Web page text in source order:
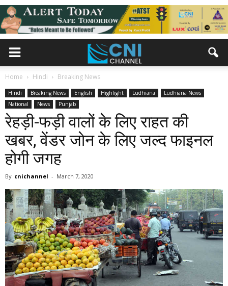
Home Hindi Breaking News
Hindi Breaking News English Highlight Ludhiana
Ludhiana News
National
News Punjab
रेहड़ी-फड़ी वालों के लिए राहत की
खबर, वेंडर जाेन के लिए जल्द फाइनल
होगी जगह
By cnichannel - March 7, 2020